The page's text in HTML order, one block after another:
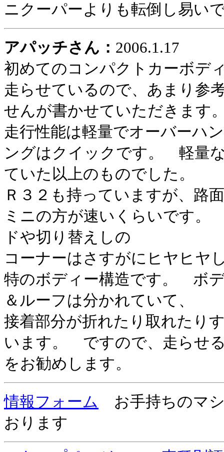
ニクーパーよりも転倒し易い
アパッチさん： 2006.1.17
初めてのコンパクトカーボデ
走らせているので、あまり参
せんが書かせていただきます
走行性能は軽量でオーバーハ
ングはクイックです。 軽量
ていた以上のものでした。
Ｒ３２も持っていますが、路
ミニの方が速いくらいです
ドや切り替えしの
コーナーはさすがにヒヤヒヤ
特のボディー構造です。 ボ
＆ルーフは分かれていて、
接着部分が折れたり取れたり
います。 ですので、走らせ
をお勧めします。
情報フォーム お手持ちのマ
おります